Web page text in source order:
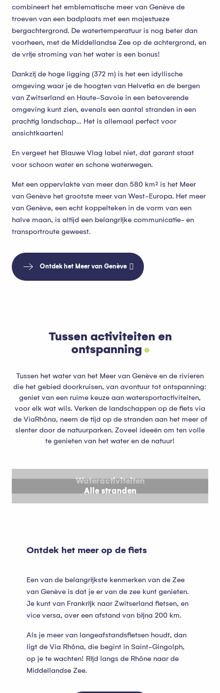
combineert het emblematische meer van Genève de
troeven van een badplaats met een majestueze
bergachtergrond. De watertemperatuur is nog beter dan
voorheen, met de Middellandse Zee op de achtergrond, en
de vrije stroming van het water is een bonus!
Dankzij de hoge ligging (372 m) is het een idyllische
omgeving waar je de hoogten van Helvetia en de bergen
van Zwitserland en Haute-Savoie in een betoverende
omgeving kunt zien, evenals een aantal stranden in een
prachtig landschap… Het is allemaal perfect voor
ansichtkaarten!
En vergeet het Blauwe Vlag label niet, dat garant staat
voor schoon water en schone waterwegen.
Met een oppervlakte van meer dan 580 km² is het Meer
van Genève het grootste meer van West-Europa. Het meer
van Genève, een echt koppelteken in de vorm van een
halve maan, is altijd een belangrijke communicatie- en
transportroute geweest.
Ontdek het Meer van Genève
Tussen activiteiten en
ontspanning
Tussen het water van het Meer van Genève en de rivieren
die het gebied doorkruisen, van avontuur tot ontspanning:
geniet van een ruime keuze aan watersportactiviteiten,
voor elk wat wils. Verken de landschappen op de fiets via
de ViaRhôna, neem de tijd op de stranden aan het meer of
slenter door de natuurparken. Zoveel ideeën om ten volle
te genieten van het water en de natuur!
Wateractiviteiten
Alle stranden
Ontdek het meer op de fiets
Een van de belangrijkste kenmerken van de Zee
van Genève is dat je er van de zee kunt genieten.
Je kunt van Frankrijk naar Zwitserland fietsen, en
vice versa, over een afstand van bijna 200 km.
Als je meer van langeafstandsfietsen houdt, dan
ligt de Via Rhôna, die begint in Saint-Gingolph,
op je te wachten! Rijd langs de Rhône naar de
Middellandse Zee.